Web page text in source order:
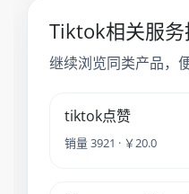
Tiktok相关服务
继续浏览同类产品，
tiktok点赞
销量 3921 · ￥20.0